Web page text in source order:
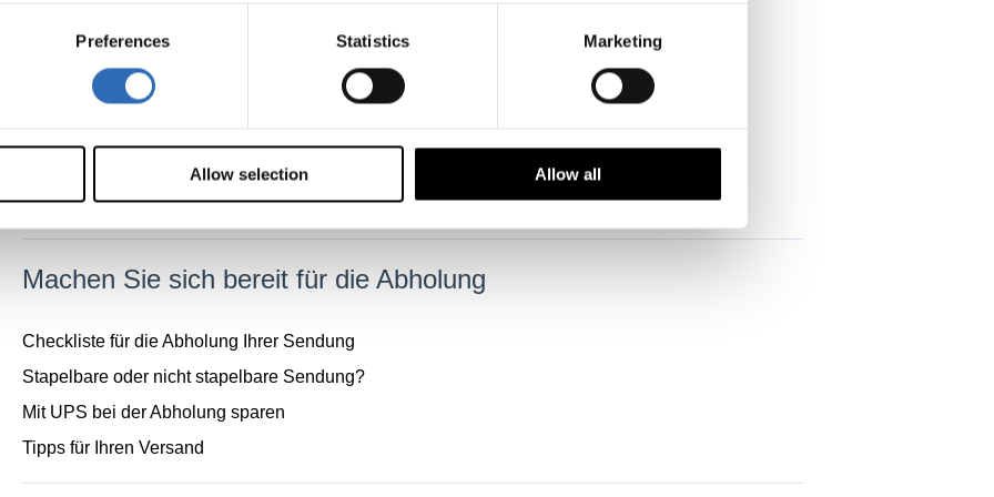
Preferences Statistics Marketing
Allow selection Allow all
Verbotene und eingeschränkte Waren
Gefahrgut ADR
Transport von Batterien mit FedEx und UPS
Vom Versand ausgeschlossene Waren
Versand von Gefahrgut: Zusätzliche Kenntnisse und verbindliche Vorschriften erforderlich
Machen Sie sich bereit für die Abholung
Checkliste für die Abholung Ihrer Sendung
Stapelbare oder nicht stapelbare Sendung?
Mit UPS bei der Abholung sparen
Tipps für Ihren Versand